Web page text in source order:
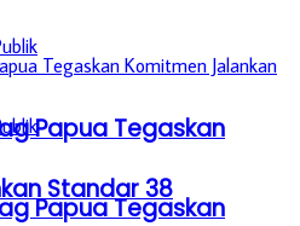
Papua Tegaskan
Standar 38
Papua Tegaskan